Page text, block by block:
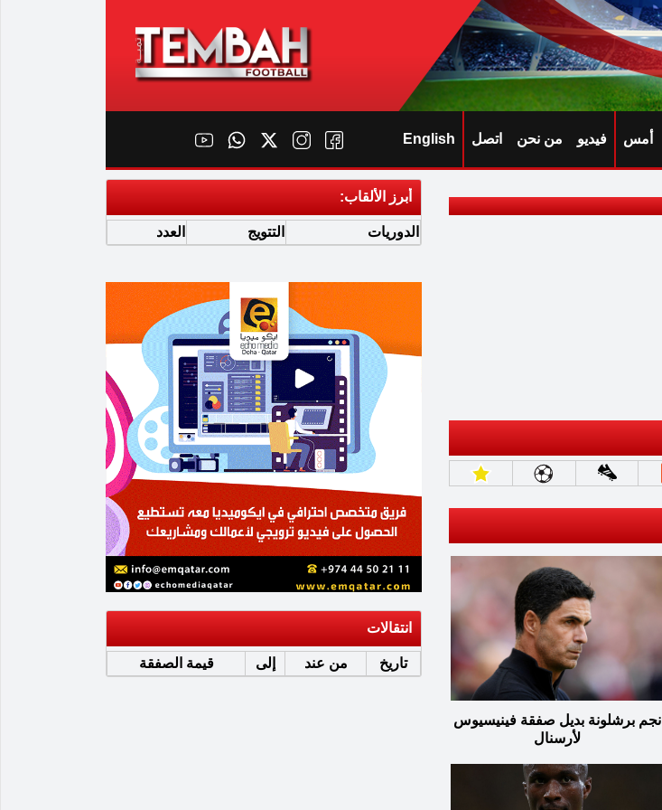
أمس فيديو من نحن اتصل English
نجم برشلونة بديل صفقة فينيسيوس
لأرسنال
أبرز الألقاب:
الدوريات التتويج العدد
انتقالات
تاريخ من عند إلى قيمة الصفقة